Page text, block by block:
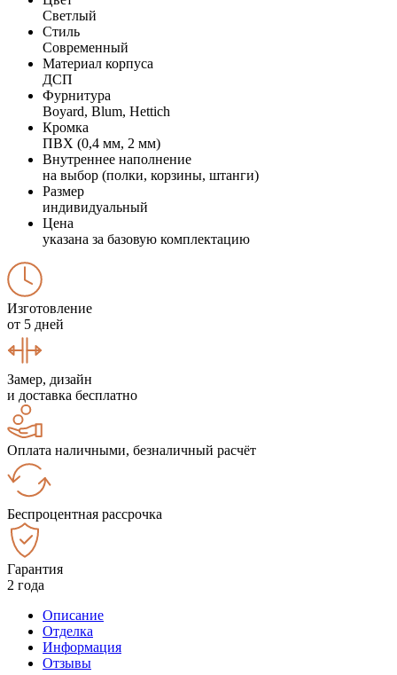
Светлый
Стиль
Современный
Материал корпуса
ДСП
Фурнитура
Boyard, Blum, Hettich
Кромка
ПВХ (0,4 мм, 2 мм)
Внутреннее наполнение
на выбор (полки, корзины, штанги)
Размер
индивидуальный
Цена
указана за базовую комплектацию
Изготовление
от 5 дней
Замер, дизайн
и доставка бесплатно
Оплата наличными, безналичный расчёт
Беспроцентная рассрочка
Гарантия
2 года
Описание
Отделка
Информация
Отзывы